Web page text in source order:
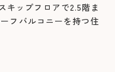
キップフロアで2.5階ま
フバルコニーを持つ住